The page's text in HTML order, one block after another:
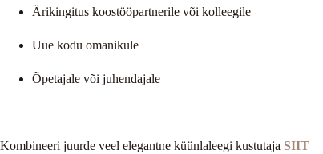
Ärikingitus koostööpartnerile või kolleegile
Uue kodu omanikule
Õpetajale või juhendajale
Kombineeri juurde veel elegantne küünlaleegi kustutaja SIIT